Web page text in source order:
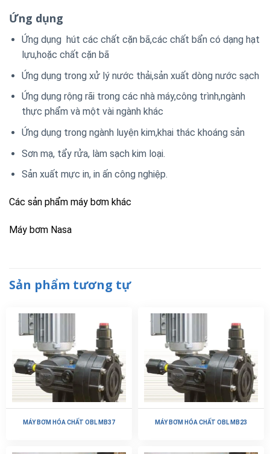
Ứng dụng
Ứng dụng hút các chất cặn bã,các chất bẩn có dạng hạt
lựu,hoặc chất cặn bã
Ứng dụng trong xử lý nước thải,sản xuất dòng nước sạch
Ứng dụng rộng rãi trong các nhà máy,công trình,ngành
thực phẩm và một vài ngành khác
Ứng dụng trong ngành luyện kim,khai thác khoáng sản
Sơn mạ, tẩy rửa, làm sạch kim loại.
Sản xuất mực in, in ấn công nghiệp.
Các sản phẩm máy bơm khác
Máy bơm Nasa
Sản phẩm tương tự
MÁY BƠM HÓA CHẤT OBL MB37 MÁY BƠM HÓA CHẤT OBL MB23